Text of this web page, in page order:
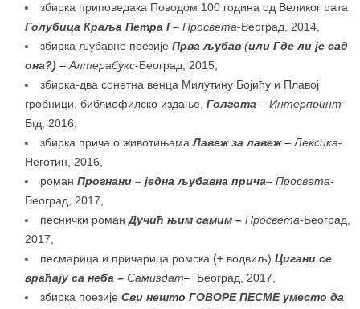
збирка приповедака Поводом 100 година од Великог рата
Голубица Краља Петра I – Просвета-Београд, 2014,
збирка љубавне поезије Прва љубав (или Где ли је сад
она?) –Алтерабукс-Београд, 2015,
збирка-два сонетна венца Милутину Бојићу и Плавој
гробници, библиофилско издање, Голгота – Интерпринт-
Бгд, 2016,
збирка прича о животињамаЛавеж за лавеж–Лексика-
Неготин, 2016,
роман Прогнани – једна љубавна прича– Просвета-
Београд, 2017,
песнички романДучић њим самим – Просвета-Београд,
2017,
песмарица и причарица ромска (+ водвиљ) Цигани се
враћају са неба – Самиздат– Београд, 2017,
збирка поезије Сви нешто ГОВОРЕ ПЕСМЕ уместо да